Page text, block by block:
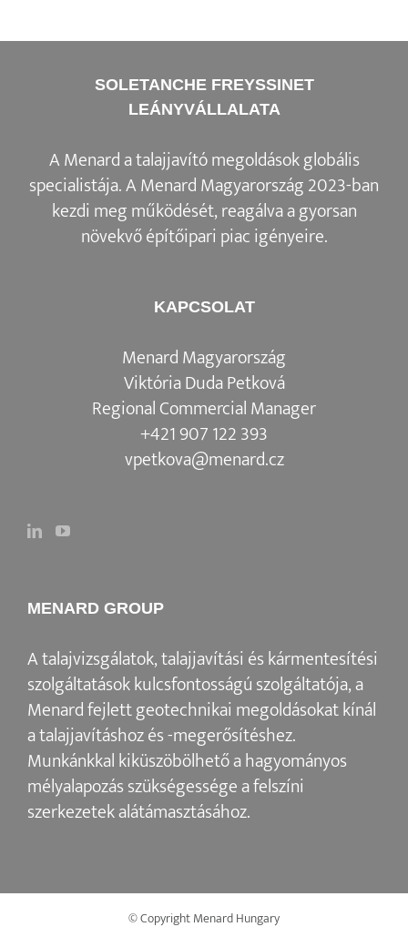
SOLETANCHE FREYSSINET
LEÁNYVÁLLALATA
A Menard a talajjavító megoldások globális
specialistája. A Menard Magyarország 2023-ban
kezdi meg működését, reagálva a gyorsan
növekvő építőipari piac igényeire.
KAPCSOLAT
Menard Magyarország
Viktória Duda Petková
Regional Commercial Manager
+421 907 122 393
vpetkova@menard.cz
MENARD GROUP
A talajvizsgálatok, talajjavítási és kármentesítési
szolgáltatásokkulcsfontosságú szolgáltatója, a
Menard fejlett geotechnikai megoldásokat kínál
atalajjavításhoz és -megerősítéshez.
Munkánkkal kiküszöbölhető a hagyományos
mélyalapozás szükségessége a felszíni
szerkezetek alátámasztásához.
© Copyright Menard Hungary